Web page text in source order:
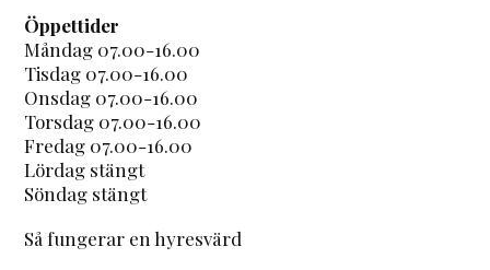
Öppettider
Måndag 07.00-16.00
Tisdag 07.00-16.00
Onsdag 07.00-16.00
Torsdag 07.00-16.00
Fredag 07.00-16.00
Lördag stängt
Söndag stängt
Så fungerar en hyresvärd